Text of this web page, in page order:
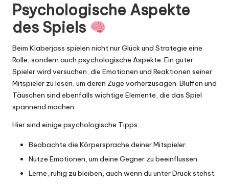
Psychologische Aspekte
des Spiels
Beim Klaberjass spielen nicht nur Glück und Strategie eine
Rolle, sondern auch psychologische Aspekte. Ein guter
Spieler wird versuchen, die Emotionen und Reaktionen seiner
Mitspieler zu lesen, um deren Züge vorherzusagen. Bluffen und
Täuschen sind ebenfalls wichtige Elemente, die das Spiel
spannend machen.
Hier sind einige psychologische Tipps:
Beobachte die Körpersprache deiner Mitspieler.
Nutze Emotionen, um deine Gegner zu beeinflussen.
Lerne, ruhig zu bleiben, auch wenn du unter Druck stehst.